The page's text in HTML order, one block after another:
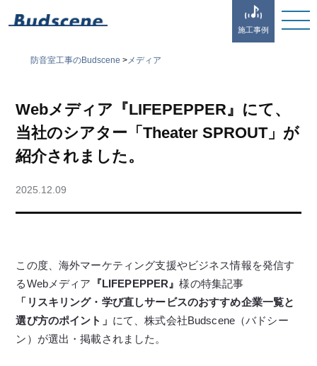
施工事例
防音室工事のBudscene >メディア
Webメディア『LIFEPEPPER』にて、
当社のシアター「Theater SPROUT」が
紹介されました。
2025.12.09
この度、海外マーケティング支援やビジネス情報を発信す
るWebメディア 『LIFEPEPPER』様の特集記事
「リスキリング・学び直しサービスのおすすめ企業一覧と
選び方のポイント」 にて、株式会社Budscene（バドシー
ン）が選出・掲載されました。